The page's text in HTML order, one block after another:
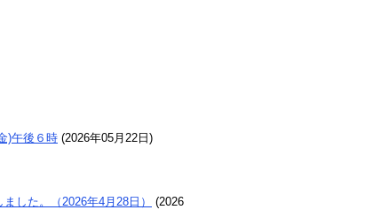
)午後６時 (2026年05月22日 )
た。（2026年4月28日）
(2026